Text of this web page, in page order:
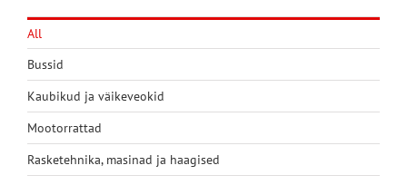
All
Bussid
Kaubikud ja väikeveokid
Mootorrattad
Rasketehnika, masinad ja haagised